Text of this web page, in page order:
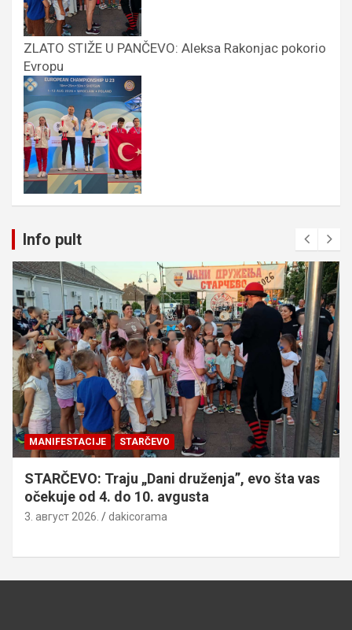
ZLATO STIŽE U PANČEVO: Aleksa Rakonjac pokorio
Evropu
Info pult
MANIFESTACIJE STARČEVO
STARČEVO: Traju „Dani druženja”, evo šta vas
očekuje od 4. do 10. avgusta
3. август 2026. dakicorama